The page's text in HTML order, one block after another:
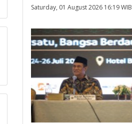
Saturday, 01 August 2026 16:19 WIB